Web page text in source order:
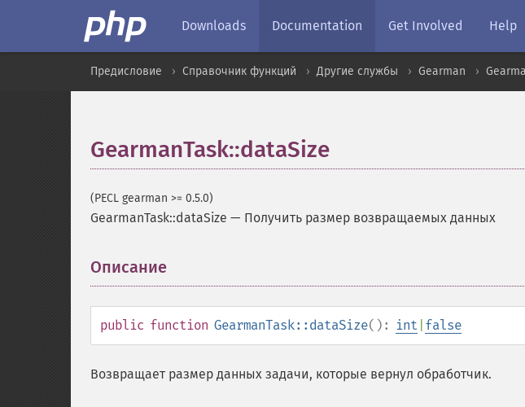
Downloads Documentation Get Involved Help
Предисловие Справочник функций Другие службы Gearman
GearmanTask::dataSize
(PECL gearman >= 0.5.0)
GearmanTask::dataSize — Получить размер возвращаемых данных
Описание
public function GearmanTask::dataSize(): int false
Возвращает размер данных задачи, которые вернул обработчик.